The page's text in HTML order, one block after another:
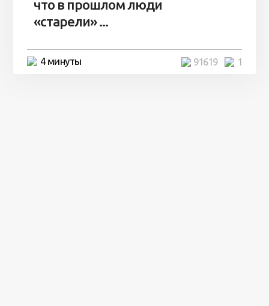
что в прошлом люди
«старели» ...
4 минуты 1
91619